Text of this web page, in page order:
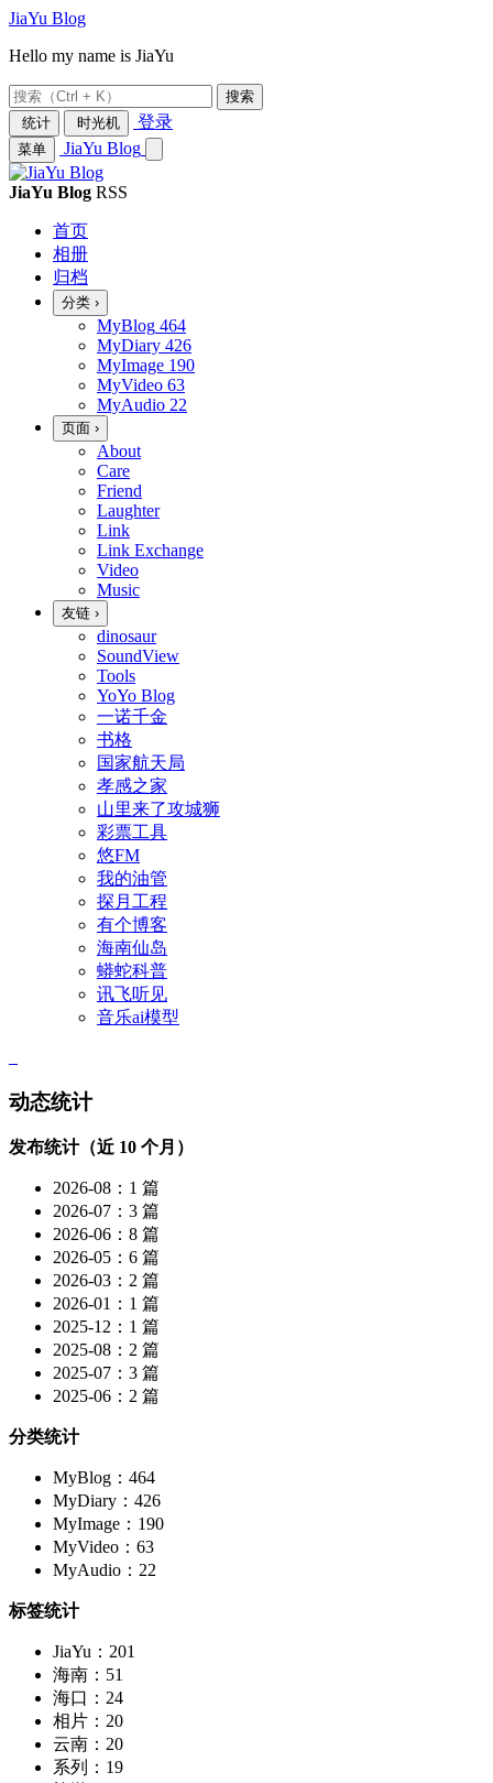
JiaYu Blog
Hello my name is JiaYu
搜索
统计
时光机 登录
菜单 JiaYu Blog
JiaYu Blog RSS
首页
相册
归档
分类 ›
MyBlog 464
MyDiary 426
MyImage 190
MyVideo 63
MyAudio 22
页面 ›
About
Care
Friend
Laughter
Link
Link Exchange
Video
Music
友链 ›
dinosaur
SoundView
Tools
YoYo Blog
一诺千金
书格
国家航天局
孝感之家
山里来了攻城狮
彩票工具
悠FM
我的油管
探月工程
有个博客
海南仙岛
蟒蛇科普
讯飞听见
音乐ai模型
动态统计
发布统计（近 10 个月）
2026-08：1 篇
2026-07：3 篇
2026-06：8 篇
2026-05：6 篇
2026-03：2 篇
2026-01：1 篇
2025-12：1 篇
2025-08：2 篇
2025-07：3 篇
2025-06：2 篇
分类统计
MyBlog：464
MyDiary：426
MyImage：190
MyVideo：63
MyAudio：22
标签统计
JiaYu：201
海南：51
海口：24
相片：20
云南：20
系列：19